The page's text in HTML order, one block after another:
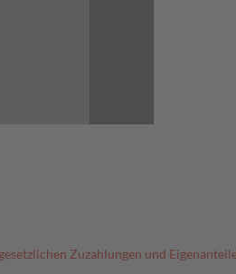
Zuzahlungen und